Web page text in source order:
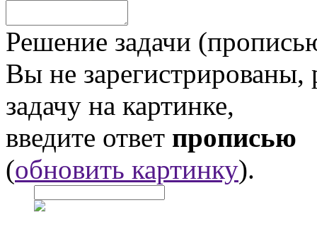
Решение задачи
Вы не
задачу на картинке,
введите ответ прописью
(обновить картинку).